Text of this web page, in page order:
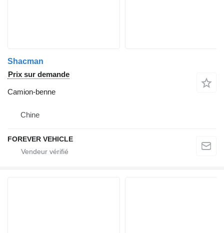
Shacman
Prix sur demande
Camion-benne
Chine
FOREVER VEHICLE